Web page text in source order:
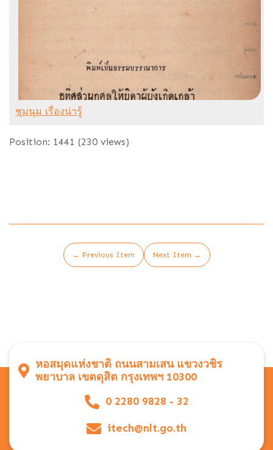
ชุมนุม เรื่องน่ารู้
Position: 1441 (230 views)
← Previous Item Next Item →
หอสมุดแห่งชาติ ถนนสามเสน แขวงวชิร
พยาบาล เขตดุสิต กรุงเทพฯ 10300
0 2280 9828 - 32
itech@nlt.go.th